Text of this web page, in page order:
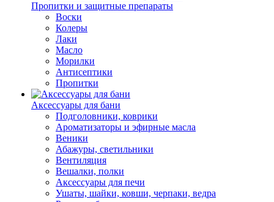
Пропитки и защитные препараты
Воски
Колеры
Лаки
Масло
Морилки
Антисептики
Пропитки
Аксессуары для бани
Подголовники, коврики
Ароматизаторы и эфирные масла
Веники
Абажуры, светильники
Вентиляция
Вешалки, полки
Аксессуары для печи
Ушаты, шайки, ковши, черпаки, ведра